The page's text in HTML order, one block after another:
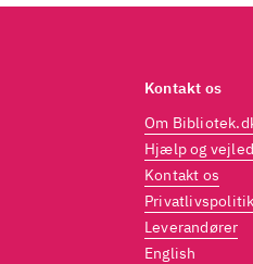
Kontakt os
Om
Hjælp og
Kontakt os
Privatlivspolitik
Leverandører
English